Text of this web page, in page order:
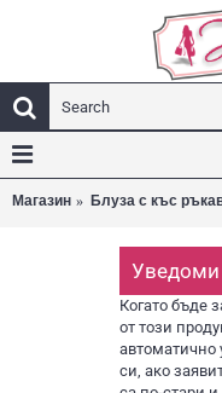
Магазин Блуза с къс
Уведоми
Когато бъде
от този
си, ако